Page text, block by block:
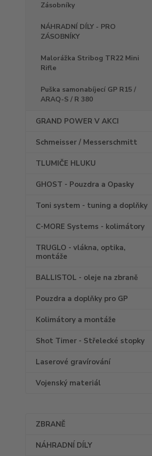
Zásobníky
NÁHRADNÍ DÍLY - PRO
ZÁSOBNÍKY
Malorážka Stribog TR22 Mini
Rifle
Puška samonabíjecí GP R15 /
ARAQ-S / R 380
GRAND POWER V AKCI
Schmeisser / Messerschmitt
TLUMIČE HLUKU
GHOST - Pouzdra a Opasky
Toni system - tuning a doplňky
C-MORE Systems - kolimátory
TRUGLO - vlákna, optika,
montáže
BALLISTOL - oleje na zbraně
Pouzdra a doplňky pro GP
Kolimátory a montáže
Shot Timer - Střelecké stopky
Laserové gravírování
Vojenský materiál
ZBRANĚ
NÁHRADNÍ DÍLY